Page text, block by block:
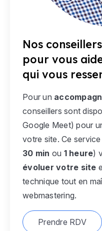
Nos
pour vous
qui vous
Pour un
conseillers sont
Google Meet) pour
votre site. Ce
30 min ou 1 heure)
évoluer votre site
technique tout en
webmastering.
Prendre RDV